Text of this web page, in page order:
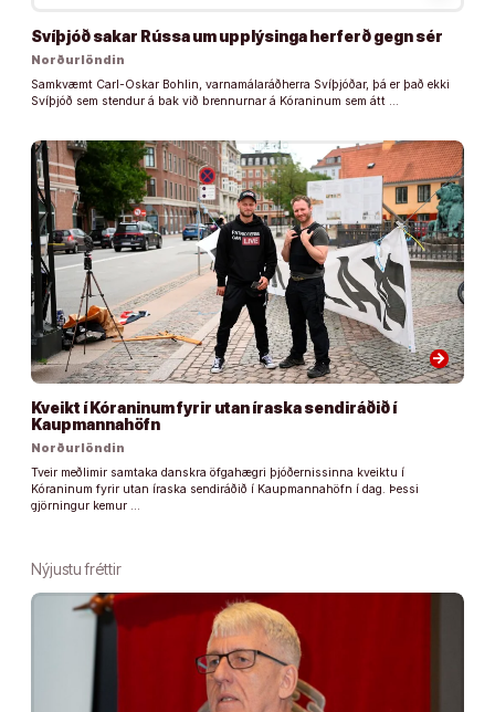
Svíþjóð sakar Rússa um upplýsinga herferð gegn sér
Norðurlöndin
Samkvæmt Carl-Oskar Bohlin, varnamálaráðherra Svíþjóðar, þá er það ekki
Svíþjóð sem stendur á bak við brennurnar á Kóraninum sem átt …
arrow_forward
Kveikt í Kóraninum fyrir utan íraska sendiráðið í
Kaupmannahöfn
Norðurlöndin
Tveir meðlimir samtaka danskra öfgahægri þjóðernissinna kveiktu í
Kóraninum fyrir utan íraska sendiráðið í Kaupmannahöfn í dag. Þessi
gjörningur kemur …
Nýjustu fréttir